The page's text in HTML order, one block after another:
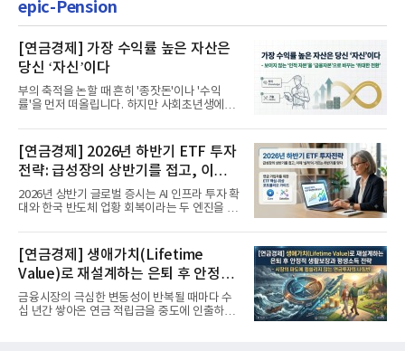
epic-Pension
[연금경제] 가장 수익률 높은 자산은
당신 ‘자신’이다
부의 축적을 논할 때 흔히 '종잣돈'이나 '수익
률'을 먼저 떠올립니다. 하지만 사회초년생에게
[연금경제] 2026년 하반기 ETF 투자
전략: 급성장의 상반기를 접고, 이제
'실적'이 가르는 하반기를 맞다
2026년 상반기 글로벌 증시는 AI 인프라 투자 확
대와 한국 반도체 업황 회복이라는 두 엔진을 달
[연금경제] 생애가치(Lifetime
Value)로 재설계하는 은퇴 후 안정적
생활보장과 평생소득 전략
금융시장의 극심한 변동성이 반복될 때마다 수
십 년간 쌓아온 연금 적립금을 중도에 인출하거